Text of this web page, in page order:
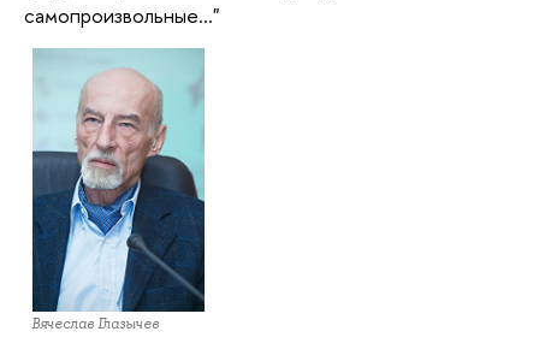
самопроизвольные…"
Вячеслав Глазычев